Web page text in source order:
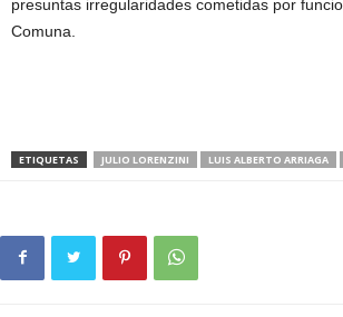
presuntas irregularidades cometidas por
Comuna.
ETIQUETAS JULIO LORENZINI LUIS ALBERTO ARRIAGA